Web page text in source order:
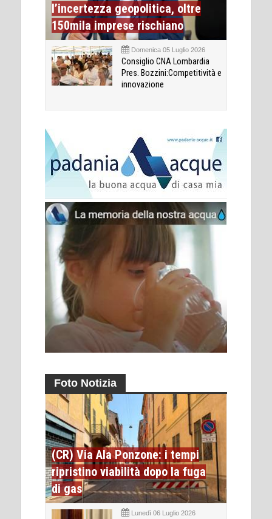
l’incertezza geopolitica, oltre
150mila imprese rischiano
Domenica 05 Luglio 2026
Consiglio CNA Lombardia
Pres. Bozzini:Competitività e
innovazione
Foto Notizia
(CR) Via Ala Ponzone: i tempi
ripristino viabilità dopo la fuga
di gas
Lunedì 06 Luglio 2026